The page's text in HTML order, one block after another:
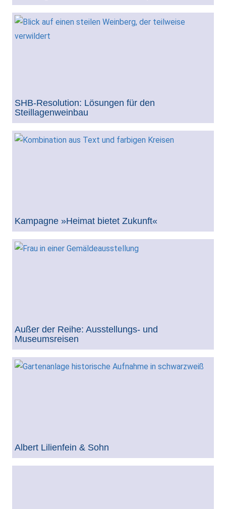
SHB-Resolution: Lösungen für den
Steillagenweinbau
Kampagne »Heimat bietet Zukunft«
Außer der Reihe: Ausstellungs- und
Museumsreisen
Albert Lilienfein & Sohn